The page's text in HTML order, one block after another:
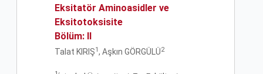
Eksitatör Aminoasidler ve
Eksitotoksisite
Bölüm: II
Talat KIRIŞ1 , Aşkın GÖRGÜLÜ2